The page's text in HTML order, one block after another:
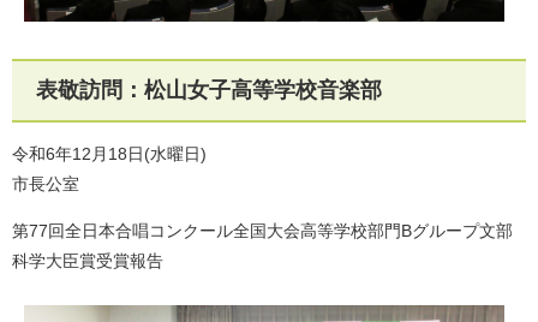
表敬訪問：松山女子高等学校音楽部
令和6年12月18日(水曜日)
市長公室
第77回全日本合唱コンクール全国大会高等学校部門Bグループ文部
科学大臣賞受賞報告